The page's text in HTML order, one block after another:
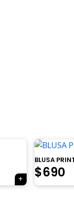
BLUSA
$690